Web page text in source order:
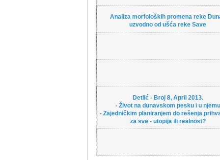
Analiza morfoloških promena reke
uzvodno od ušća reke Save
Detlić - Broj 8, April 2013.
- Život na dunavskom pesku i u njemu
- Zajedničkim planiranjem do rešenja
za sve - utopija ili realnost?